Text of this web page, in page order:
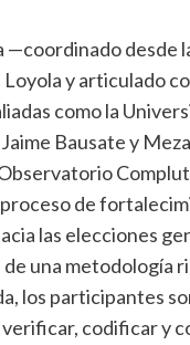
—coordinado desde
Loyola y articulado
como la
Bausate y
de
las elecciones
una metodología
los participantes
codificar y